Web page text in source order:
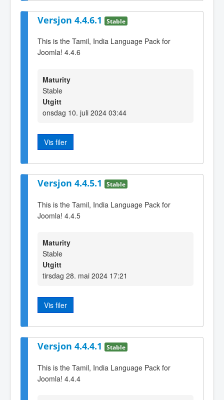
Versjon 4.4.6.1 Stable
This is the Tamil, India Language Pack for
Joomla! 4.4.6
Maturity
Stable
Utgitt
onsdag 10. juli 2024 03:44
Vis filer
Versjon 4.4.5.1 Stable
This is the Tamil, India Language Pack for
Joomla! 4.4.5
Maturity
Stable
Utgitt
tirsdag 28. mai 2024 17:21
Vis filer
Versjon 4.4.4.1 Stable
This is the Tamil, India Language Pack for
Joomla! 4.4.4